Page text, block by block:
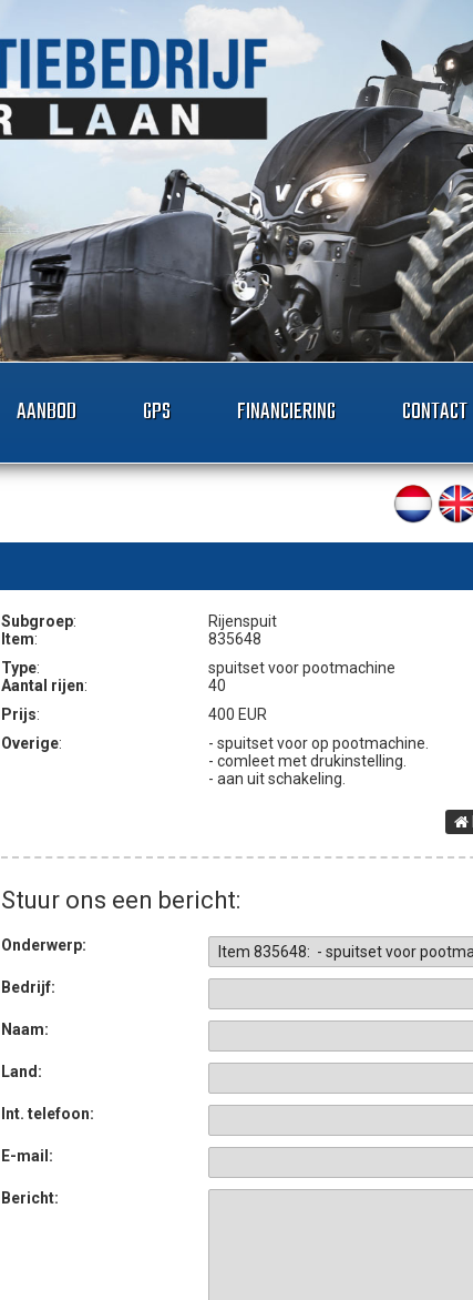
AANBOD GPS FINANCIERING CONTACT
Subgroep:
Rijenspuit
Item:
835648
Type:
spuitset voor pootmachine
Aantal rijen:
40
Prijs:
400 EUR
Overige:
- spuitset voor op pootmachine.
- comleet met drukinstelling.
- aan uit schakeling.
Stuur ons een bericht:
Onderwerp:
Bedrijf:
Naam:
Land:
Int. telefoon:
E-mail:
Bericht: